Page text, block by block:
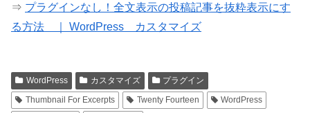
⇒ プラグインなし！全文表示の投稿記事を抜粋表示にす
る方法 ｜ WordPress カスタマイズ
WordPress カスタマイズ
プラグイン
Thumbnail For Excerpts
Twenty Fourteen
WordPress